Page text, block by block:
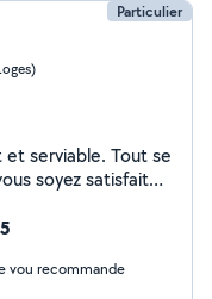
Particulier
et serviable. Tout se
soyez satisfait
définir ensemble.
vou recommande